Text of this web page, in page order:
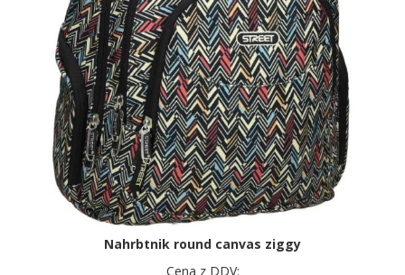
Nahrbtnik round canvas ziggy
Cena z DDV: